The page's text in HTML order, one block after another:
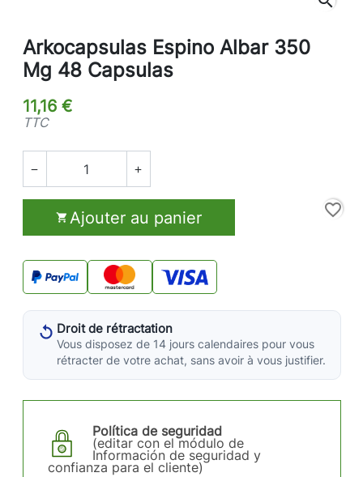
Arkocapsulas Espino Albar 350
Mg 48 Capsulas
11,16 €
TTC
 
 Ajouter au panier favorite_border
Droit de rétractation
Vous disposez de 14 jours calendaires pour vous
rétracter de votre achat, sans avoir à vous justifier.
Política de seguridad
(editar con el módulo de
Información de seguridad y
confianza para el cliente)